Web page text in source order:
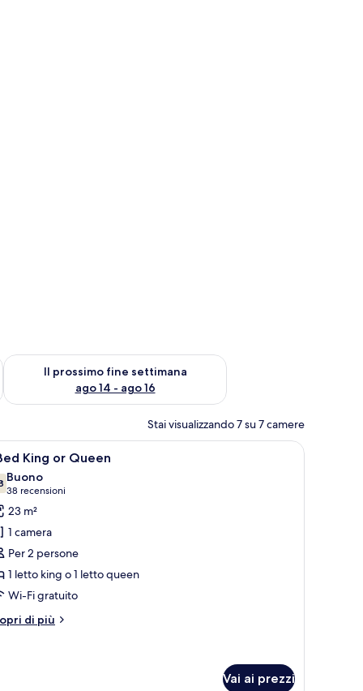
ago 7 - ago 9
Il prossimo fine settimana
ago 14 - ago 16
Verifica la disponibilità per il prossimo fine settimana, ago 14
Stai visualizzando 7 su 7 camere
un letto, una sedia e una lampada.Un letto rifatto con lenzuola bianche, una
5 King or Queen
su 10
Buono
38 recensioni
(38
recensioni)
23 m²
1 camera
Per 2 persone
1 letto king o 1 letto queen
Wi-Fi gratuito
di più
Vai ai prezzi